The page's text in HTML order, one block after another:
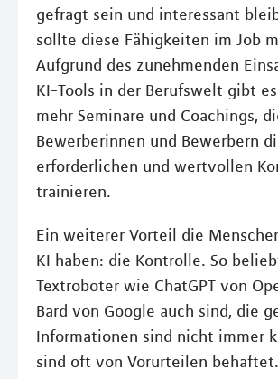
gefragt sein und interessant
sollte diese Fähigkeiten im Job
Aufgrund des zunehmenden
KI-Tools in der Berufswelt gibt
mehr Seminare und Coachings,
Bewerberinnen und Bewerbern
erforderlichen und wertvollen
trainieren.
Ein weiterer Vorteil die
KI haben: die Kontrolle. So
Textroboter wie ChatGPT von
Bard von Google auch sind, die
Informationen sind nicht immer
sind oft von Vorurteilen